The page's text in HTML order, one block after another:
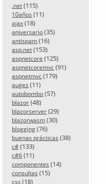
.net (115)
10años (11)
ajax (18)
aniversario (35)
antispam (16)
asp.net (153)
aspnetcore (125)
aspnetcoremvc (91)
aspnetmvc (179)
auges (11)
autobombo (57)
blazor (48)
blazorserver (29)
blazorwasm (30)
blogging (76)
buenas prácticas (38)
c# (133)
c#6 (11)
componentes (14)
consultas (15)
css (18)